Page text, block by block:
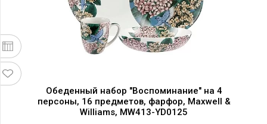
Обеденный набор "Воспоминание" на 4
персоны, 16 предметов, фарфор, Maxwell &
Williams, MW413-YD0125